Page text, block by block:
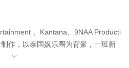
、Kantana、9NAA Producti
作，以泰国娱乐圈为背景，一班新
事，一家知名经纪公司计画创建和